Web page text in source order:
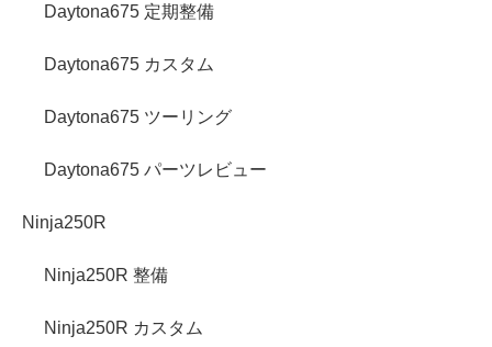
Daytona675 定期整備
Daytona675 カスタム
Daytona675 ツーリング
Daytona675 パーツレビュー
Ninja250R
Ninja250R 整備
Ninja250R カスタム